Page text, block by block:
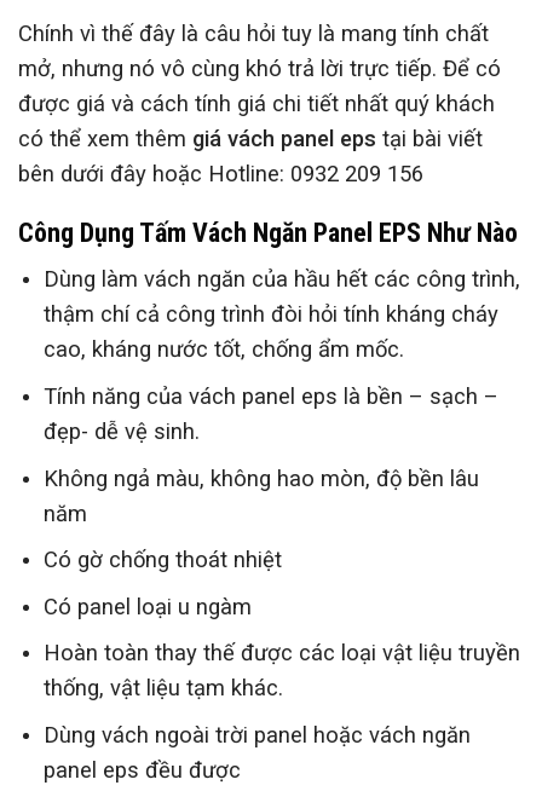
Chính vì thế đây là câu hỏi tuy là mang tính chất
mở, nhưng nó vô cùng khó trả lời trực tiếp. Để có
được giá và cách tính giá chi tiết nhất quý khách
có thể xem thêm giá vách panel eps tại bài viết
bên dưới đây hoặc Hotline: 0932 209 156
Công Dụng Tấm Vách Ngăn Panel EPS Như Nào
Dùng làm vách ngăn của hầu hết các công trình,
thậm chí cả công trình đòi hỏi tính kháng cháy
cao, kháng nước tốt, chống ẩm mốc.
Tính năng của vách panel eps là bền – sạch –
đẹp- dễ vệ sinh.
Không ngả màu, không hao mòn, độ bền lâu
năm
Có gờ chống thoát nhiệt
Có panel loại u ngàm
Hoàn toàn thay thế được các loại vật liệu truyền
thống, vật liệu tạm khác.
Dùng vách ngoài trời panel hoặc vách ngăn
panel eps đều được